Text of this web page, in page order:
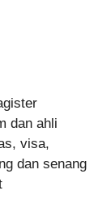
dan ahli
visa,
dan senang